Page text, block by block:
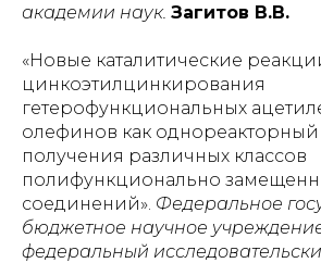
академии наук. Загитов В.В.
«Новые каталитические
цинкоэтилцинкирования
гетерофункциональных
олефинов как
получения различных классов
полифункционально
соединений». Федеральное
бюджетное научное
федеральный